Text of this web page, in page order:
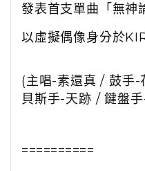
發表首支單曲「無神
以虛擬偶像身分於
(主唱-素還真 / 鼓手
貝斯手-天跡 / 鍵盤
==========